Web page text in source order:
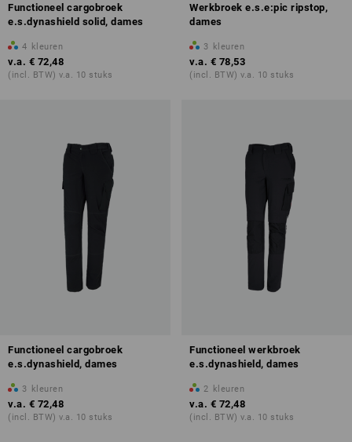
Functioneel cargobroek
e.s.dynashield solid, dames
4 kleuren
v.a. € 72,48
(incl. BTW) v.a. 10 stuks
Werkbroek e.s.e:pic ripstop,
dames
3 kleuren
v.a. € 78,53
(incl. BTW) v.a. 10 stuks
Functioneel cargobroek
e.s.dynashield, dames
3 kleuren
v.a. € 72,48
(incl. BTW) v.a. 10 stuks
Functioneel werkbroek
e.s.dynashield, dames
2 kleuren
v.a. € 72,48
(incl. BTW) v.a. 10 stuks